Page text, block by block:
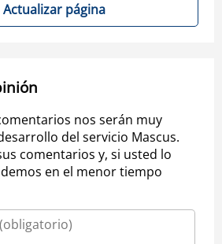
Actualizar página
nos serán muy
del servicio Mascus.
comentarios y, si usted lo
en el menor tiempo